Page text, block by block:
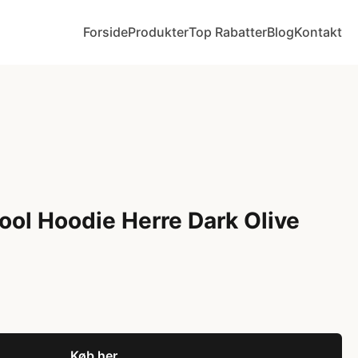
ForsideProdukterTop RabatterBlogKontakt
Hoodie Herre Dark Olive